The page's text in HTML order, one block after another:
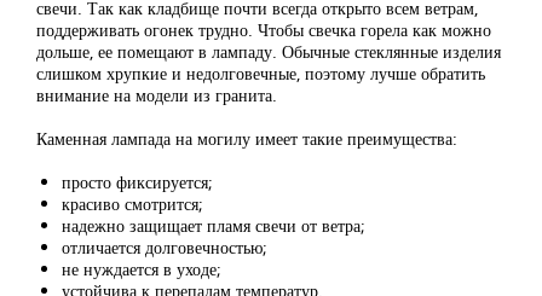
свечи. Так как кладбище почти всегда открыто всем ветрам,
поддерживать огонек трудно. Чтобы свечка горела как можно
дольше, ее помещают в лампаду. Обычные стеклянные изделия
слишком хрупкие и недолговечные, поэтому лучше обратить
внимание на модели из гранита.
Каменная лампада на могилу имеет такие преимущества:
просто фиксируется;
красиво смотрится;
надежно защищает пламя свечи от ветра;
отличается долговечностью;
не нуждается в уходе;
устойчива к перепадам температур.